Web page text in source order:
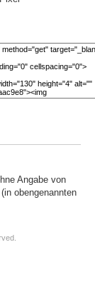
Angabe von
obengenannten